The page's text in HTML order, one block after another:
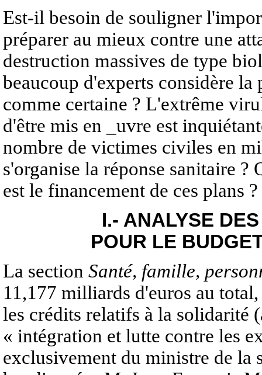
Est-il besoin de souligner
préparer au mieux contre une
destruction massives de type
beaucoup d'experts considère
comme certaine ? L'extrême
d'être mis en _uvre est
nombre de victimes civiles en
s'organise la réponse sanitaire ?
est le financement de ces plans
I.- ANALYSE
POUR LE
La section Santé, famille,
11,177 milliards d'euros au
les crédits relatifs à la solidarité
« intégration et lutte contre les
exclusivement du ministre de la